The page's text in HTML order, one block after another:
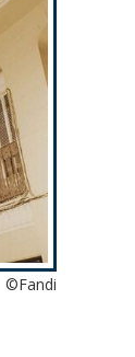
©Fandi